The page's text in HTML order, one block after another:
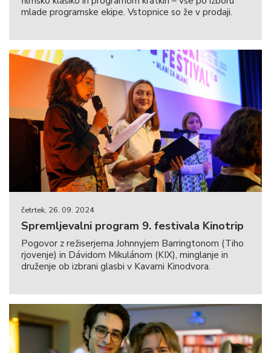
mlade programske ekipe. Vstopnice so že v prodaji.
četrtek, 26. 09. 2024
Spremljevalni program 9. festivala Kinotrip
Pogovor z režiserjema Johnnyjem Barringtonom (Tiho
rjovenje) in Dávidom Mikulánom (KIX), minglanje in
druženje ob izbrani glasbi v Kavarni Kinodvora.